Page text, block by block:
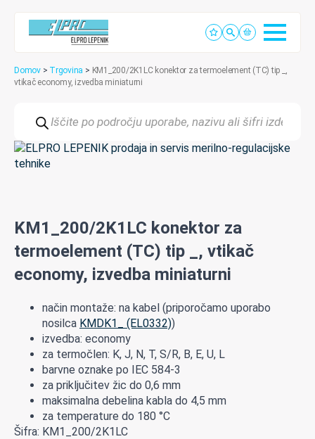
Domov > Trgovina > KM1_200/2K1LC konektor za termoelement (TC) tip _,
vtikač economy, izvedba miniaturni
search
KM1_200/2K1LC konektor za
termoelement (TC) tip _, vtikač
economy, izvedba miniaturni
način montaže: na kabel (priporočamo uporabo
nosilca KMDK1_ (EL0332))
izvedba: economy
za termočlen: K, J, N, T, S/R, B, E, U, L
barvne oznake po IEC 584-3
za priključitev žic do 0,6 mm
maksimalna debelina kabla do 4,5 mm
za temperature do 180 °C
Šifra: KM1_200/2K1LC